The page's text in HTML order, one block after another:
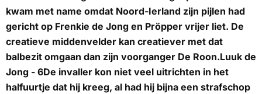
kwam met name omdat Noord-Ierland zijn pijlen had
gericht op Frenkie de Jong en Pröpper vrijer liet. De
creatieve middenvelder kan creatiever met dat
balbezit omgaan dan zijn voorganger De Roon.Luuk de
Jong - 6De invaller kon niet veel uitrichten in het
halfuurtje dat hij kreeg, al had hij bijna een strafschop